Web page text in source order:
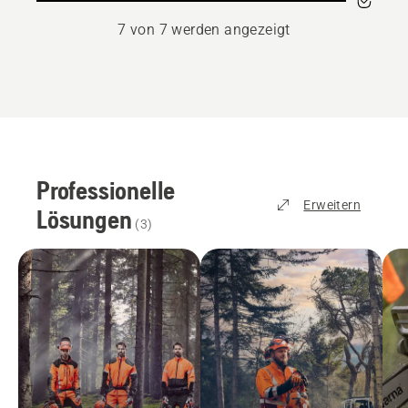
7 von 7 werden angezeigt
Professionelle
Lösungen (3)
Erweitern